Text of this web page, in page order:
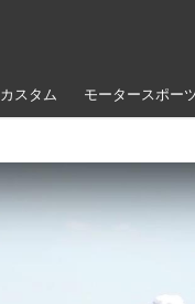
カスタム モータースポー